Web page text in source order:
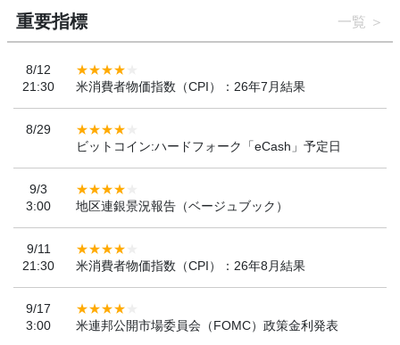
重要指標 一覧
8/12
21:30
米消費者物価指数（CPI）：26年7月結果
8/29
ビットコイン:ハードフォーク「eCash」予定日
9/3
3:00
地区連銀景況報告（ベージュブック）
9/11
21:30
米消費者物価指数（CPI）：26年8月結果
9/17
3:00
米連邦公開市場委員会（FOMC）政策金利発表